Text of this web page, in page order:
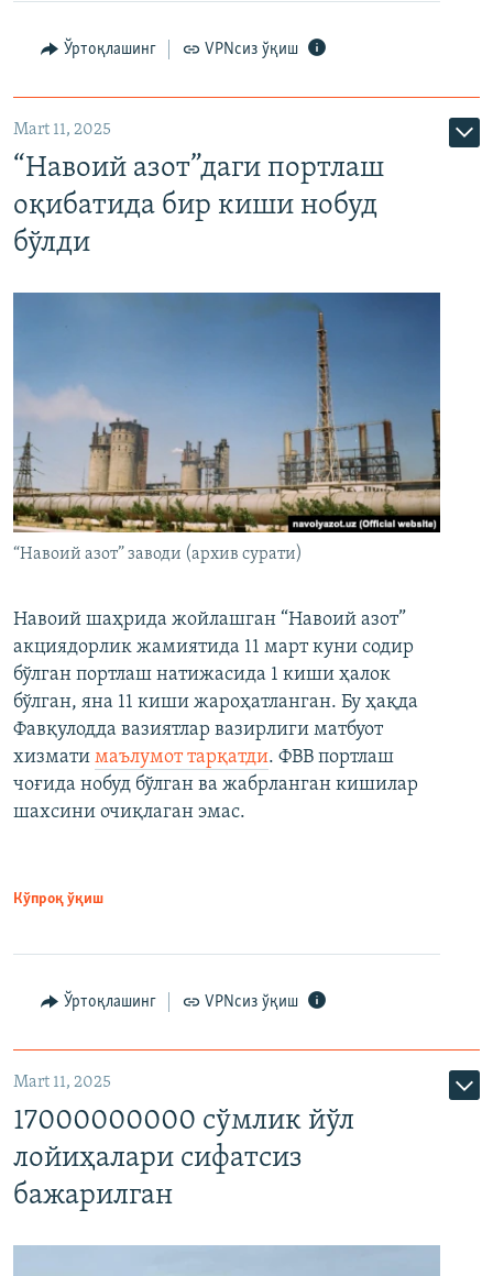
Ўртоқлашинг VPNсиз ўқиш
Mart 11, 2025
“Навоий азот”даги портлаш
оқибатида бир киши нобуд
бўлди
“Навоий азот” заводи (архив сурати)
Навоий шаҳрида жойлашган “Навоий азот”
акциядорлик жамиятида 11 март куни содир
бўлган портлаш натижасида 1 киши ҳалок
бўлган, яна 11 киши жароҳатланган. Бу ҳақда
Фавқулодда вазиятлар вазирлиги матбуот
хизмати маълумот тарқатди. ФВВ портлаш
чоғида нобуд бўлган ва жабрланган кишилар
шахсини очиқлаган эмас.
Кўпроқ ўқиш
Ўртоқлашинг VPNсиз ўқиш
Mart 11, 2025
17000000000 сўмлик йўл
лойиҳалари сифатсиз
бажарилган